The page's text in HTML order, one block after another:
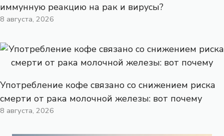
иммунную реакцию на рак и вирусы?
8 августа, 2026
Употребление кофе связано со снижением риска
смерти от рака молочной железы: вот почему
8 августа, 2026